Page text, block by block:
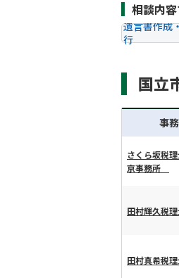
杉並区
葛飾区
狛江市
相談内
遺言書作成
行
贈与
国立
横スクロール
事
さくら坂税
京事務所
田村輝久税
田村真希税